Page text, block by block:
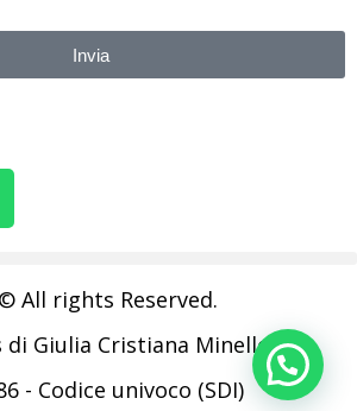
Invia
All rights Reserved.
di Giulia Cristiana Minelle
- Codice univoco (SDI)